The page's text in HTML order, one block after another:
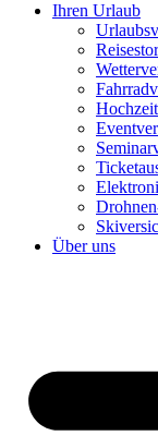
Ihren Urlaub
Über uns